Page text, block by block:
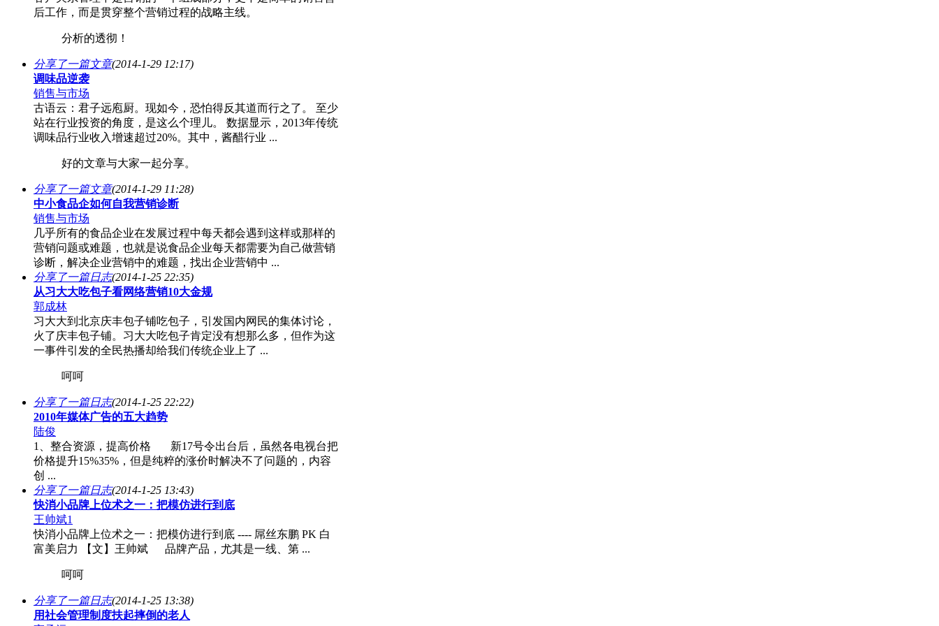
后工作，而是贯穿整个营销过程的战略主线。
分析的透彻！
分享了一篇文章(2014-1-29 12:17)
调味品逆袭
销售与市场
古语云：君子远庖厨。现如今，恐怕得反其道而行之了。 至少
站在行业投资的角度，是这么个理儿。 数据显示，2013年传统
调味品行业收入增速超过20%。其中，酱醋行业 ...
好的文章与大家一起分享。
分享了一篇文章(2014-1-29 11:28)
中小食品企如何自我营销诊断
销售与市场
几乎所有的食品企业在发展过程中每天都会遇到这样或那样的
营销问题或难题，也就是说食品企业每天都需要为自己做营销
诊断，解决企业营销中的难题，找出企业营销中 ...
分享了一篇日志(2014-1-25 22:35)
从习大大吃包子看网络营销10大金规
郭成林
习大大到北京庆丰包子铺吃包子，引发国内网民的集体讨论，
火了庆丰包子铺。习大大吃包子肯定没有想那么多，但作为这
一事件引发的全民热播却给我们传统企业上了 ...
呵呵
分享了一篇日志(2014-1-25 22:22)
2010年媒体广告的五大趋势
陆俊
1、整合资源，提高价格 新17号令出台后，虽然各电视台把
价格提升15%35%，但是纯粹的涨价时解决不了问题的，内容
创 ...
分享了一篇日志(2014-1-25 13:43)
快消小品牌上位术之一：把模仿进行到底
王帅斌1
快消小品牌上位术之一：把模仿进行到底 ---- 屌丝东鹏 PK 白
富美启力 【文】王帅斌 品牌产品，尤其是一线、第 ...
呵呵
分享了一篇日志(2014-1-25 13:38)
用社会管理制度扶起摔倒的老人